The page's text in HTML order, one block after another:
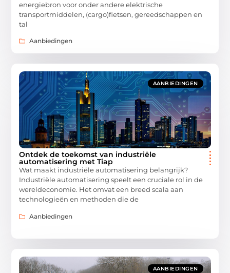
energiebron voor onder andere elektrische
transportmiddelen, (cargo)fietsen, gereedschappen en
tal
Aanbiedingen
AANBIEDINGEN
Ontdek de toekomst van industriële
automatisering met Tiap
Wat maakt industriële automatisering belangrijk?
Industriële automatisering speelt een cruciale rol in de
wereldeconomie. Het omvat een breed scala aan
technologieën en methoden die de
Aanbiedingen
AANBIEDINGEN